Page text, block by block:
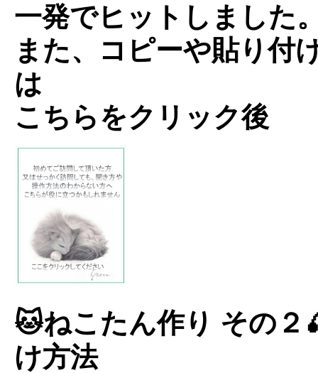
一発でヒットしました
また、コピーや貼り付
は
こちらをクリック後
🐱ねこたん作り その２
け方法